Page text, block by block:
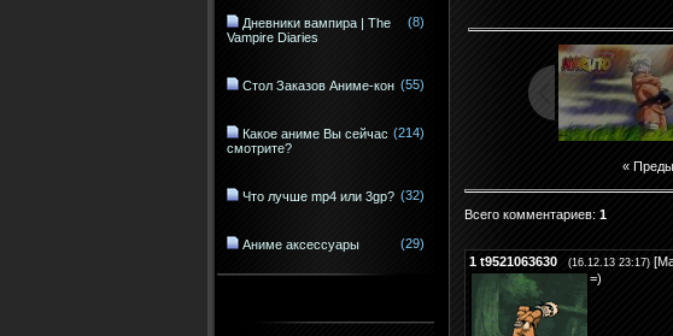
Дневники вампира | The
Vampire Diaries
(8)
Стол Заказов Аниме-кон (55)
Какое аниме Вы сейчас
смотрите?
(214)
Что лучше mp4 или 3gp? (32)
Аниме аксессуары (29)
«
Всего комментариев: 1
1 t9521063630 (16.12.13 23:17) [
=)